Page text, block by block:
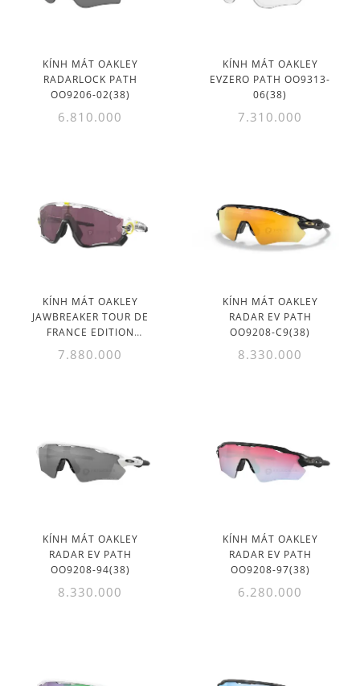
KÍNH MÁT OAKLEY
RADARLOCK PATH
OO9206-02(38)
6.810.000
KÍNH MÁT OAKLEY
EVZERO PATH OO9313-
06(38)
7.310.000
KÍNH MÁT OAKLEY
JAWBREAKER TOUR DE
FRANCE EDITION
OO9290-72(31)
7.880.000
KÍNH MÁT OAKLEY
RADAR EV PATH
OO9208-C9(38)
8.330.000
KÍNH MÁT OAKLEY
RADAR EV PATH
OO9208-94(38)
8.330.000
KÍNH MÁT OAKLEY
RADAR EV PATH
OO9208-97(38)
6.280.000